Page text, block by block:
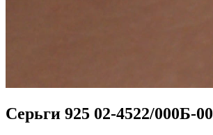
Серьги 925 02-4522/000Б-00